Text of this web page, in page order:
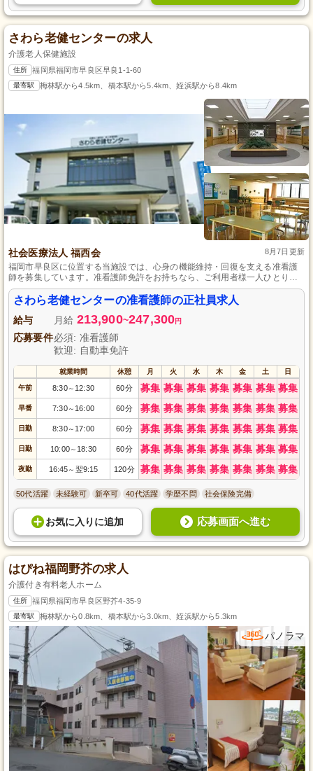
さわら老健センターの求人
介護老人保健施設
住所 福岡県福岡市早良区早良1-1-60
最寄駅 梅林駅から4.5km、橋本駅から5.4km、姪浜駅から8.4km
社会医療法人 福西会 8月7日更新
福岡市早良区に位置する当施設では、心身の機能維持・回復を支える准看護
師を募集しています。准看護師免許をお持ちなら、ご利用者様一人ひとりと
じっくり向き合うことのできるやりがいある仕事です。退職金制度や賞与な
ど、各種手当の充実も魅力の一つ。マイカー通勤が可能で無料駐車場を完備
していますので、通勤にも便利です。
さわら老健センターの准看護師の正社員求人
給与 月給 213,900~247,300円
応募要件必須: 准看護師
歓迎: 自動車免許
就業時間 休憩 月 火 水 木 金 土 日
午前 8:30～ 12:30 60分 募集 募集 募集 募集 募集 募集 募集
早番 7:30～ 16:00 60分 募集 募集 募集 募集 募集 募集 募集
日勤 8:30～ 17:00 60分 募集 募集 募集 募集 募集 募集 募集
日勤 10:00～ 18:30 60分 募集 募集 募集 募集 募集 募集 募集
夜勤 16:45～ 翌9:15 120分 募集 募集 募集 募集 募集 募集 募集
50代活躍 未経験可 新卒可 40代活躍 学歴不問 社会保険完備
お気に入り に追加 応募画面へ進む
はぴね福岡野芥の求人
介護付き有料老人ホーム
住所 福岡県福岡市早良区野芥4-35-9
最寄駅 梅林駅から0.8km、橋本駅から3.0km、姪浜駅から5.3km
パノラマ